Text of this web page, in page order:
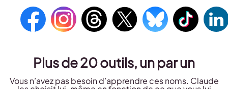
Plus de 20 outils, un par un
Vous n’avez pas besoin d’apprendre ces noms. Claude